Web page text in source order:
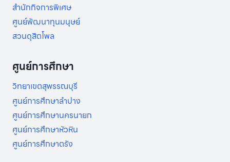
สำนักกิจการพิเศษ
ศูนย์พัฒนาทุนมนุษย์
สวนดุสิตโพล
ศูนย์การศึกษา
วิทยาเขตสุพรรณบุรี
ศูนย์การศึกษาลำปาง
ศูนย์การศึกษานครนายก
ศูนย์การศึกษาหัวหิน
ศูนย์การศึกษาตรัง